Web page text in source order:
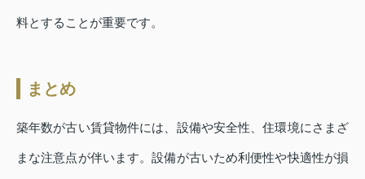
料とすることが重要です。
まとめ
築年数が古い賃貸物件には、設備や安全性、住環境にさまざ
まな注意点が伴います。設備が古いため利便性や快適性が損